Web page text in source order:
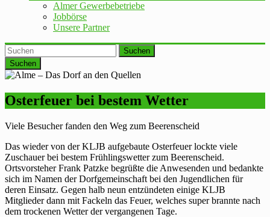
Almer Gewerbebetriebe
Jobbörse
Unsere Partner
Suchen
Osterfeuer bei bestem Wetter
Viele Besucher fanden den Weg zum Beerenscheid
Das wieder von der KLJB aufgebaute Osterfeuer lockte viele
Zuschauer bei bestem Frühlingswetter zum Beerenscheid.
Ortsvorsteher Frank Patzke begrüßte die Anwesenden und bedankte
sich im Namen der Dorfgemeinschaft bei den Jugendlichen für
deren Einsatz. Gegen halb neun entzündeten einige KLJB
Mitglieder dann mit Fackeln das Feuer, welches super brannte nach
dem trockenen Wetter der vergangenen Tage.